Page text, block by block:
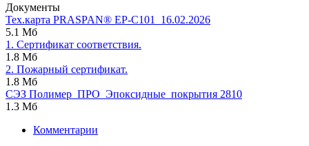
Документы
Тех.карта PRASPAN® ЕР-C101_16.02.2026
5.1 Мб
1. Сертификат соответствия.
1.8 Мб
2. Пожарный сертификат.
1.8 Мб
СЭЗ Полимер_ПРО_Эпоксидные_покрытия 2810
1.3 Мб
Комментарии